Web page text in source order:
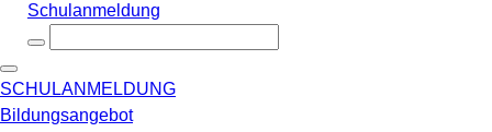
Schulanmeldung
SCHULANMELDUNG
Bildungsangebot